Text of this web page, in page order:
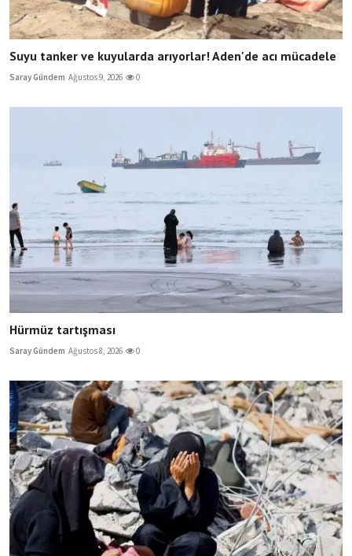
Suyu tanker ve kuyularda arıyorlar! Aden'de acı mücadele
Saray Gündem Ağustos 9, 2026 0
Hürmüz tartışması
Saray Gündem Ağustos 8, 2026 0